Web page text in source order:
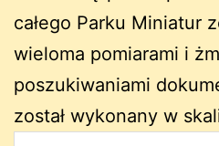
całego Parku Miniatur
wieloma pomiarami i
poszukiwaniami
został wykonany w